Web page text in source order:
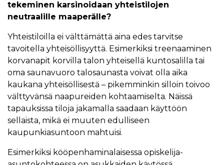
tekeminen karsinoidaan yhteistilojen
neutraalille maaperälle?
Yhteistiloilla ei välttämättä aina edes tarvitse
tavoitella yhteisöllisyyttä. Esimerkiksi treenaaminen
korvanapit korvilla talon yhteisellä kuntosalilla tai
oma saunavuoro talosaunasta voivat olla aika
kaukana yhteisöllisestä – pikemminkin silloin toivoo
välttyvänsä naapureiden kohtaamiselta. Näissä
tapauksissa tiloja jakamalla saadaan käyttöön
sellaista, mikä ei muuten edulliseen
kaupunkiasuntoon mahtuisi.
Esimerkiksi kööpenhaminalaisessa opiskelija-